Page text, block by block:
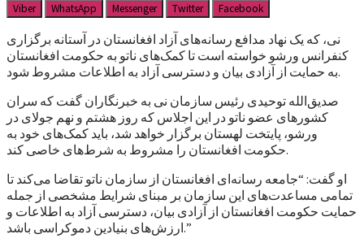
Viber WhatsApp Messenger Twitter Facebook
نی، که یک نهاد مدافع رسانه‌های آزاد افغانستان در آستانه برگزاری
کنفرانس ورشو خواسته است تا کمک‌های ناتو به حکومت افغانستان
به حمایت از آزادی بیان و دسترسی آزاد به اطلاعات مشروط شود.
صدیق‌الله توحیدی رئیس سازمان نی به خبرنگاران گفت که سران
کشورهای عضو ناتو در این اجلاس که روز هشتم و نهم جولای در
ورشو، پایتخت لهستان برگزار خواهد شد، باید کمک‌های خود به
حکومت افغانستان را مشروط به شرط‌های خاصی کند.
او گفت: “جامعه رسانه‌ای افغانستان از سازمان ناتو تقاضا می‌کند تا
تمامی مساعدت‌های این سازمان بر مبنای شرایط مشخصی از جمله
حمایت حکومت افغانستان از آزادی بیان، دسترسی آزاد به اطلاعات و
ارزش‌های بنیادین دموکراسی باشد.”